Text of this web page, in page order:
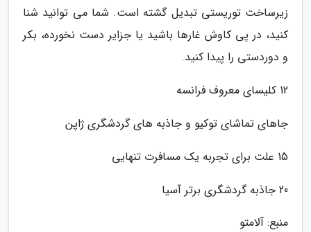
زیرساخت توریستی تبدیل گشته است. شما می توانید شنا
کنید، در پی کاوش غارها باشید یا جزایر دست نخورده، بکر
و دوردستی را پیدا کنید.
12 کلیسای معروف فرانسه
جاهای تماشای توکیو و جاذبه های گردشگری ژاپن
15 علت برای تجربه یک مسافرت تنهایی
20 جاذبه گردشگری برتر آسیا
منبع: آلامتو